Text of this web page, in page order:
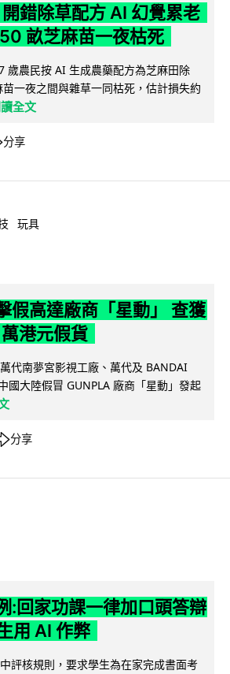
錯除草配方 AI 幻覺累老
畝芝麻苗一夜枯死
歲農民按 AI 生成農藥配方為芝麻田除
一夜之間與雜草一同枯死，估計損失約
全文
分享
玩具
假高達廠商「星動」 查獲
港元假貨
代南夢宮影視工廠、萬代及 BANDAI
國大陸假冒 GUNPLA 廠商「星動」發起
分享
:回家功課一律加口頭答辯
用 AI 作弊
評核規則，要求學生為在家完成書面考